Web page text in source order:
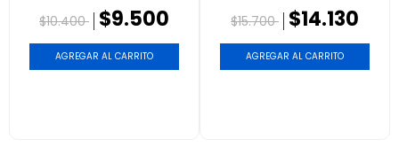
$10.400 $9.500
AGREGAR AL CARRITO
$15.700 $14.130
AGREGAR AL CARRITO